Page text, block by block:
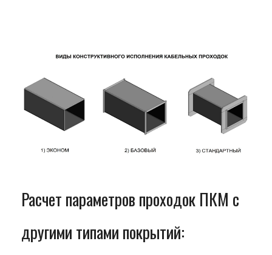
Расчет параметров проходок ПКМ с
другими типами покрытий: